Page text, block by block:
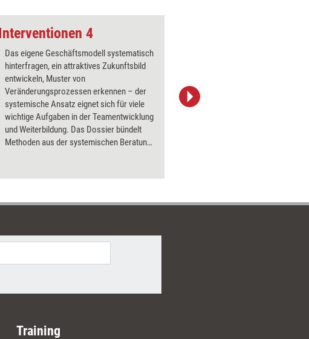
4
Das eigene Geschäftsmodell systematisch
hinterfragen, ein attraktives Zukunftsbild
entwickeln, Muster von
Veränderungsprozessen erkennen – der
systemische Ansatz eignet sich für viele
wichtige Aufgaben in der Teamentwicklung
und Weiterbildung. Das Dossier bündelt
Methoden aus der systemischen Beratung
Training